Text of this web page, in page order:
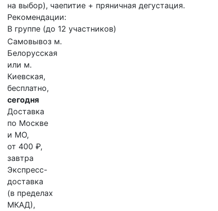
на выбор), чаепитие + пряничная дегустация.
Рекомендации:
В группе (до 12 участников)
Самовывоз м.
Белорусская
или м.
Киевская,
бесплатно,
сегодня
Доставка
по Москве
и МО,
от 400 ₽,
завтра
Экспресс-
доставка
(в пределах
МКАД),